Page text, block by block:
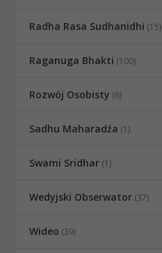
Radha Rasa Sudhanidhi (15)
Raganuga Bhakti (100)
Rozwój Osobisty (6)
Sadhu Maharadźa (1)
Swami Sridhar (1)
Wedyjski Obserwator (37)
Wideo (39)